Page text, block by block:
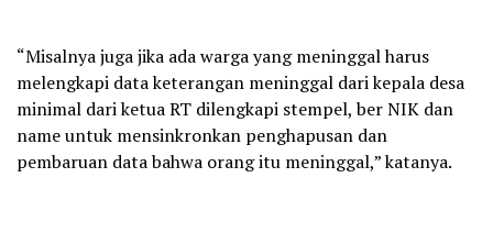
“Misalnya juga jika ada warga yang meninggal harus
melengkapi data keterangan meninggal dari kepala desa
minimal dari ketua RT dilengkapi stempel, ber NIK dan
name untuk mensinkronkan penghapusan dan
pembaruan data bahwa orang itu meninggal,” katanya.